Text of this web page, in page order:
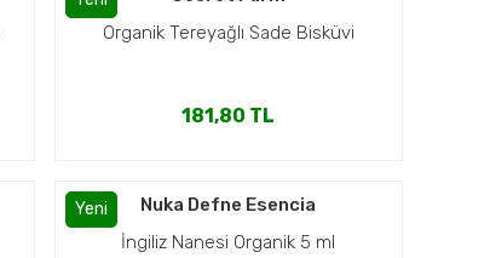
Organik Tereyağlı Sade Bisküvi
181,80 TL
Yeni
Nuka Defne Esencia
İngiliz Nanesi Organik 5 ml